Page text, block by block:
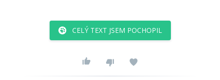
CELÝ TEXT JSEM POCHOPIL